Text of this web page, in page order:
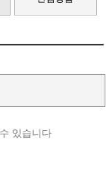
있습니다